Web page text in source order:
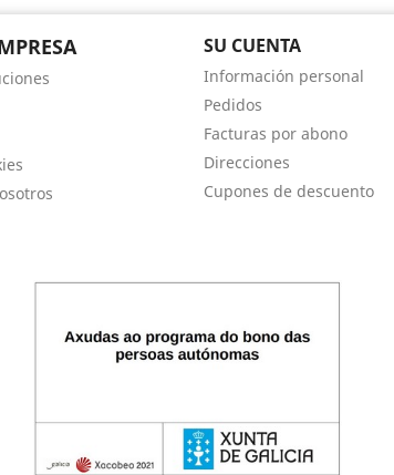
SU CUENTA
Información personal
Pedidos
Facturas por abono
Direcciones
Cupones de descuento